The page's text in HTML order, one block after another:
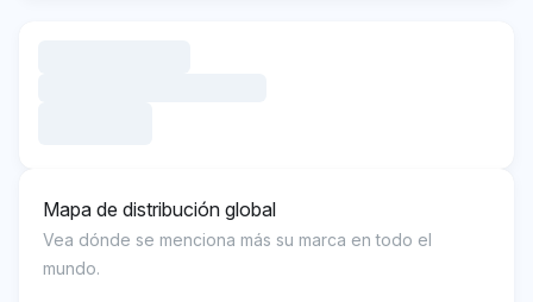
Mapa de distribución global
Vea dónde se menciona más su marca en todo el
mundo.